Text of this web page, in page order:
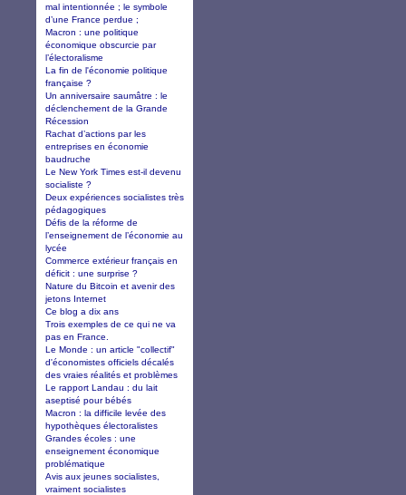
mal intentionnée ; le symbole
d’une France perdue ;
Macron : une politique
économique obscurcie par
l’électoralisme
La fin de l'économie politique
française ?
Un anniversaire saumâtre : le
déclenchement de la Grande
Récession
Rachat d’actions par les
entreprises en économie
baudruche
Le New York Times est-il devenu
socialiste ?
Deux expériences socialistes très
pédagogiques
Défis de la réforme de
l’enseignement de l’économie au
lycée
Commerce extérieur français en
déficit : une surprise ?
Nature du Bitcoin et avenir des
jetons Internet
Ce blog a dix ans
Trois exemples de ce qui ne va
pas en France.
Le Monde : un article "collectif"
d'économistes officiels décalés
des vraies réalités et problèmes
Le rapport Landau : du lait
aseptisé pour bébés
Macron : la difficile levée des
hypothèques électoralistes
Grandes écoles : une
enseignement économique
problématique
Avis aux jeunes socialistes,
vraiment socialistes